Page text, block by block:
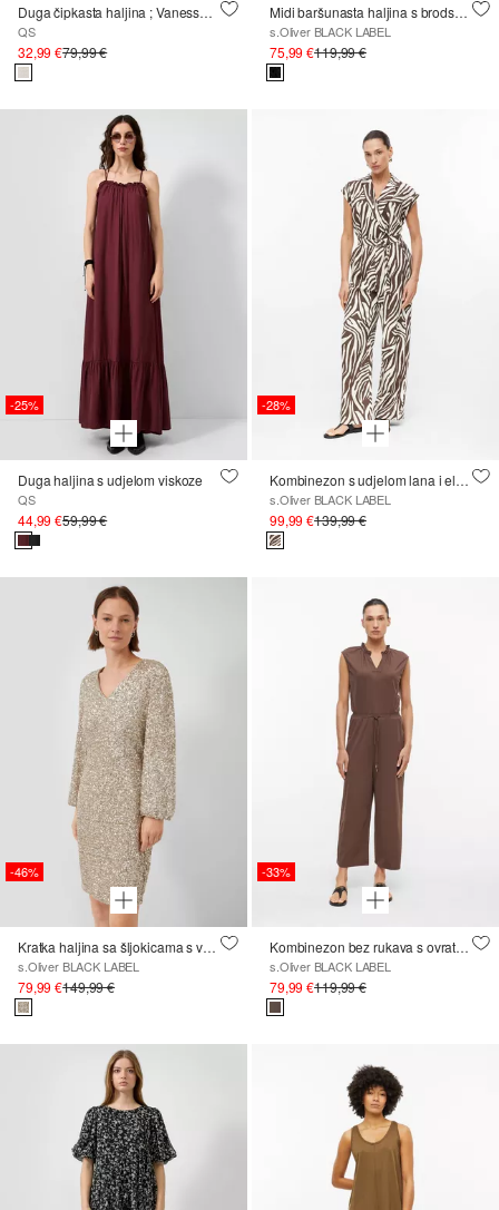
Duga čipkasta haljina ; Vanessa Mai
QS
32,99 €79,99 €
Midi baršunasta haljina s brodskim izrezom
s.Oliver BLACK LABEL
75,99 €119,99 €
-25%
Duga haljina s udjelom viskoze
QS
44,99 €59,99 €
-28%
Kombinezon s udjelom lana i elastičnim pojasom
s.Oliver BLACK LABEL
99,99 €139,99 €
-46%
Kratka haljina sa šljokicama s vezicom na rukavu
s.Oliver BLACK LABEL
79,99 €149,99 €
-33%
Kombinezon bez rukava s ovratnikom s volanom
s.Oliver BLACK LABEL
79,99 €119,99 €